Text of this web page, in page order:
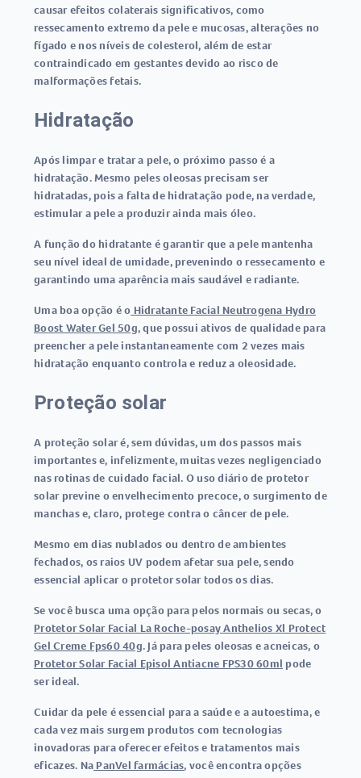
causar efeitos colaterais significativos, como
ressecamento extremo da pele e mucosas, alterações no
fígado e nos níveis de colesterol, além de estar
contraindicado em gestantes devido ao risco de
malformações fetais.
Hidratação
Após limpar e tratar a pele, o próximo passo é a
hidratação. Mesmo peles oleosas precisam ser
hidratadas, pois a falta de hidratação pode, na verdade,
estimular a pele a produzir ainda mais óleo.
A função do hidratante é garantir que a pele mantenha
seu nível ideal de umidade, prevenindo o ressecamento e
garantindo uma aparência mais saudável e radiante.
Uma boa opção é o Hidratante Facial Neutrogena Hydro
Boost Water Gel 50g, que possui ativos de qualidade para
preencher a pele instantaneamente com 2 vezes mais
hidratação enquanto controla e reduz a oleosidade.
Proteção solar
A proteção solar é, sem dúvidas, um dos passos mais
importantes e, infelizmente, muitas vezes negligenciado
nas rotinas de cuidado facial. O uso diário de protetor
solar previne o envelhecimento precoce, o surgimento de
manchas e, claro, protege contra o câncer de pele.
Mesmo em dias nublados ou dentro de ambientes
fechados, os raios UV podem afetar sua pele, sendo
essencial aplicar o protetor solar todos os dias.
Se você busca uma opção para pelos normais ou secas, o
Protetor Solar Facial La Roche-posay Anthelios Xl Protect
Gel Creme Fps60 40g. Já para peles oleosas e acneicas, o
Protetor Solar Facial Episol Antiacne FPS30 60ml pode
ser ideal.
Cuidar da pele é essencial para a saúde e a autoestima, e
cada vez mais surgem produtos com tecnologias
inovadoras para oferecer efeitos e tratamentos mais
eficazes. Na PanVel farmácias, você encontra opções